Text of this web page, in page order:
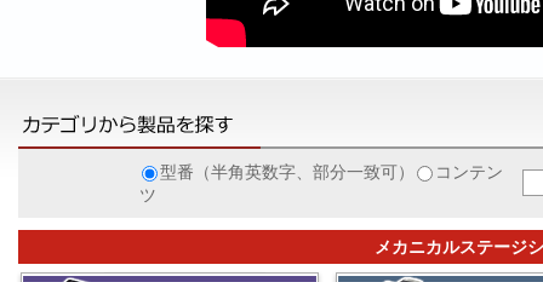
型番（半角英数字、部分一致可）
コンテン
ツ
メカニカルステージ